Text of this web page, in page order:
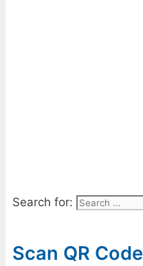
Search for:
Scan QR Code